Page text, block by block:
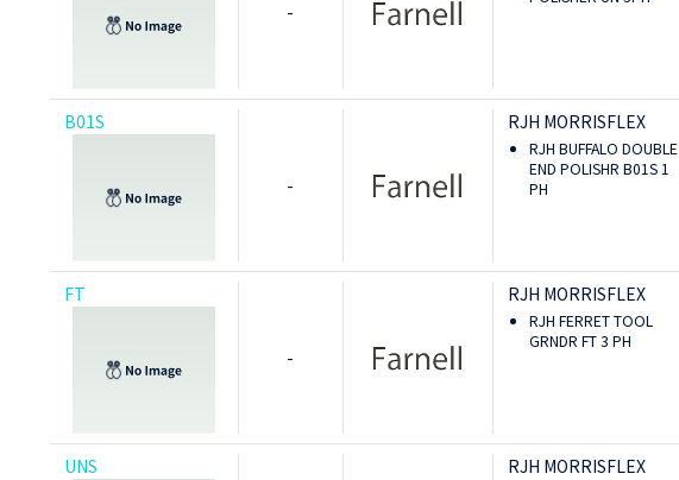
-
B01S
-
RJH MORRISFLEX
RJH BUFFALO DOUBLE
END POLISHR B01S 1
PH
FT
-
RJH MORRISFLEX
RJH FERRET TOOL
GRNDR FT 3 PH
UNS RJH MORRISFLEX